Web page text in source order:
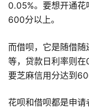
0.05%。要想开通花
600分以上。
而借呗，它是随借
等，贷款日利率则
要芝麻信用分达到
花呗和借呗都是申